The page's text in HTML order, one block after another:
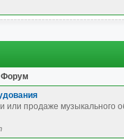
Форум
или продаже музыкального